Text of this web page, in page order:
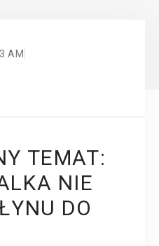
AM
TEMAT:
NIE
DO